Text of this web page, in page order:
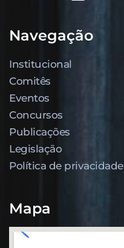
Navegação
Institucional
Comitês
Eventos
Concursos
Publicações
Legislação
Política de privacidade
Mapa